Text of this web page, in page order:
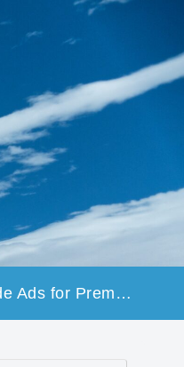
Hide Ads for Premium Members